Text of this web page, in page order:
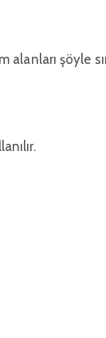
alanları şöyle